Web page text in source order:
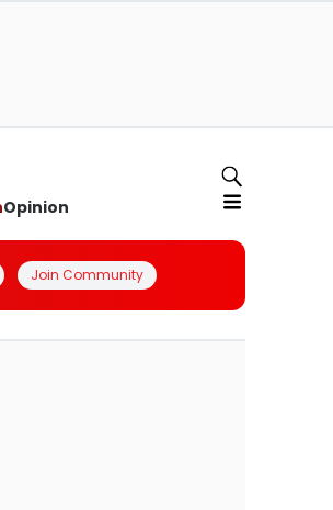
Opinion
Join Community